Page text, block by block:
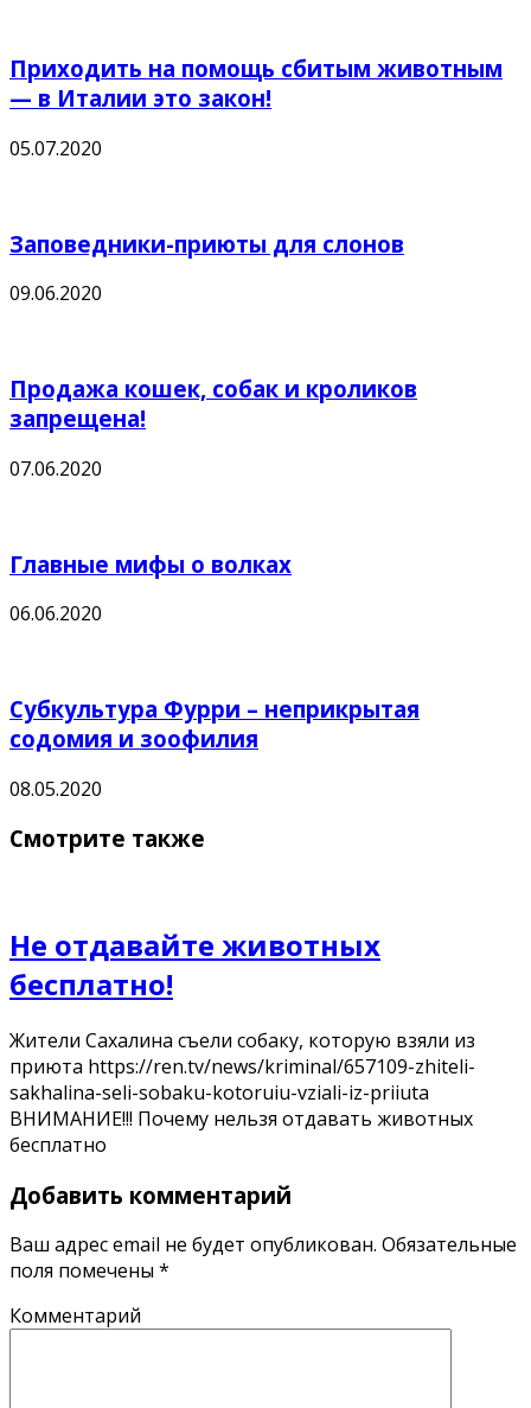
Приходить на помощь сбитым животным
— в Италии это закон!
05.07.2020
Заповедники-приюты для слонов
09.06.2020
Продажа кошек, собак и кроликов
запрещена!
07.06.2020
Главные мифы о волках
06.06.2020
Субкультура Фурри – неприкрытая
содомия и зоофилия
08.05.2020
Смотрите также
Не отдавайте животных
бесплатно!
Жители Сахалина съели собаку, которую взяли из
приюта https://ren.tv/news/kriminal/657109-zhiteli-
sakhalina-seli-sobaku-kotoruiu-vziali-iz-priiuta
ВНИМАНИЕ!!! Почему нельзя отдавать животных
бесплатно
Добавить комментарий
Ваш адрес email не будет опубликован. Обязательные
поля помечены *
Комментарий